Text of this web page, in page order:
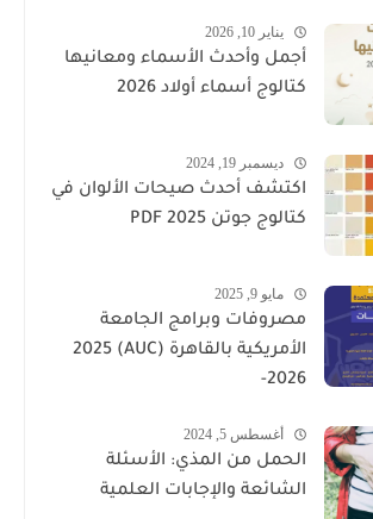
يناير 10, 2026
أجمل وأحدث الأسماء ومعانيها
كتالوج أسماء أولاد 2026
ديسمبر 19, 2024
اكتشف أحدث صيحات الألوان في
كتالوج جوتن PDF 2025
مايو 9, 2025
مصروفات وبرامج الجامعة
الأمريكية بالقاهرة (AUC) 2025
-2026
أغسطس 5, 2024
الحمل من المذي: الأسئلة
الشائعة والإجابات العلمية